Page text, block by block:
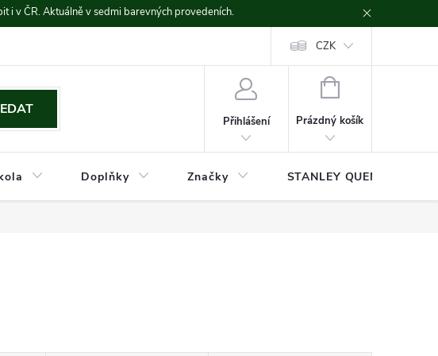
i v ČR. Aktuálně v sedmi barevných provedeních.
CZK
Přihlášení
NÁKUPNÍ
Prázdný košík
Doplňky Značky STANLEY QUENCHER